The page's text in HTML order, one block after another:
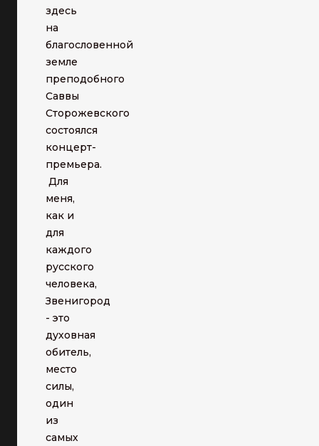
здесь
на
благословенной
земле
преподобного
Саввы
Сторожевского
состоялся
концерт-
премьера.
Для
меня,
как и
для
каждого
русского
человека,
Звенигород
- это
духовная
обитель,
место
силы,
один
из
самых